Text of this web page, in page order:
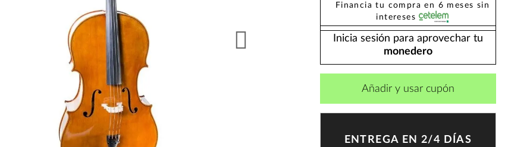
Financia tu compra en 6 meses sin
intereses
Inicia sesión para aprovechar tu
monedero
Añadir y usar cupón
ENTREGA EN 2/4 DÍAS